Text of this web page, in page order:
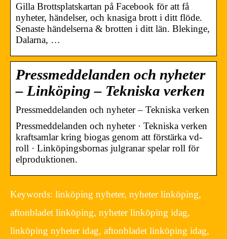
Gilla Brottsplatskartan på Facebook för att få
nyheter, händelser, och knasiga brott i ditt flöde.
Senaste händelserna & brotten i ditt län. Blekinge,
Dalarna, …
Pressmeddelanden och nyheter
– Linköping – Tekniska verken
Pressmeddelanden och nyheter – Tekniska verken
Pressmeddelanden och nyheter · Tekniska verken
kraftsamlar kring biogas genom att förstärka vd-
roll · Linköpingsbornas julgranar spelar roll för
elproduktionen.
Keywords: linköping nyheter, nyheter linköping,
aftonbladet linköping, nyheter linköping idag,
linköping nyheter idag, aftonbladet linköping idag,